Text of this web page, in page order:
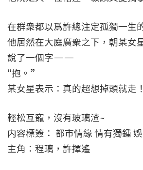
在群衆都以爲許總注定孤獨一生
他居然在大庭廣衆之下，朝某女
說了一個字——
“抱。”
某女星表示：真的超想掉頭就走！
輕松互寵，沒有玻璃渣~
内容標簽： 都市情緣 情有獨鍾
主角：程璃，許擇遙